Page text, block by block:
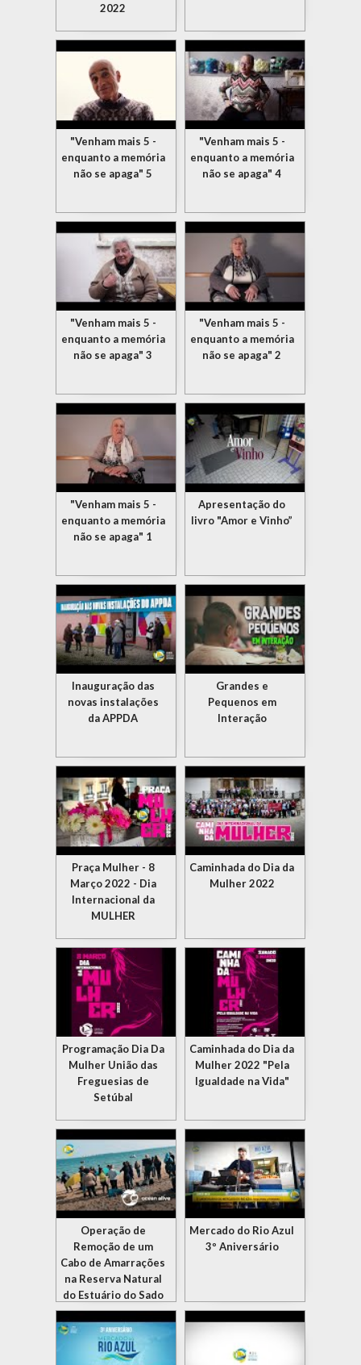
2022
"Venham mais 5 -
enquanto a memória
não se apaga" 5
"Venham mais 5 -
enquanto a memória
não se apaga" 4
"Venham mais 5 -
enquanto a memória
não se apaga" 3
"Venham mais 5 -
enquanto a memória
não se apaga" 2
"Venham mais 5 -
enquanto a memória
não se apaga" 1
Apresentação do
livro "Amor e Vinho”
Inauguração das
novas instalações
da APPDA
Grandes e
Pequenos em
Interação
Praça Mulher - 8
Março 2022 - Dia
Internacional da
MULHER
Caminhada do Dia da
Mulher 2022
Programação Dia Da
Mulher União das
Freguesias de
Setúbal
Caminhada do Dia da
Mulher 2022 "Pela
Igualdade na Vida"
Operação de
Remoção de um
Cabo de Amarrações
na Reserva Natural
do Estuário do Sado
Mercado do Rio Azul
3º Aniversário